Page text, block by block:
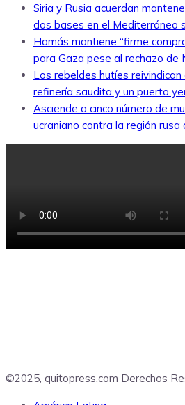
Siria y Rusia acuerdan
dos bases en el Mediterráneo
Hamás mantiene “firme
para Gaza pese al rechazo de
Los rebeldes hutíes
refinería saudita y un puerto
Asciende a cinco número de
ucraniano contra la región rusa
©2025, quitopress.com Derechos